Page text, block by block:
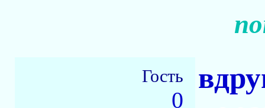
Гость
0